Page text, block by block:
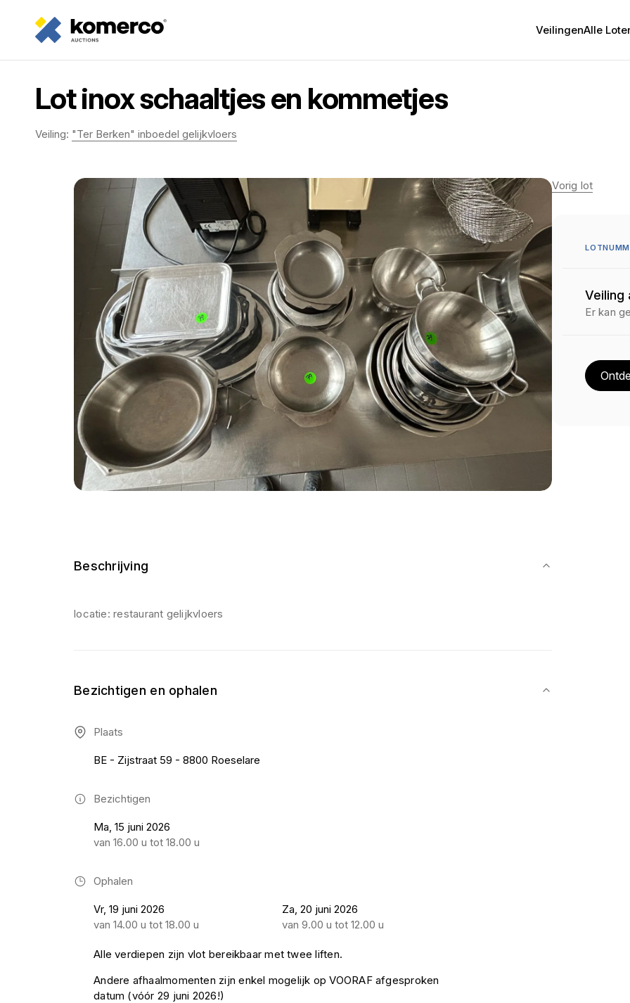
VeilingenAlle
Lot inox schaaltjes en kommetjes
Veiling: "Ter Berken" inboedel gelijkvloers
Beschrijving
locatie: restaurant gelijkvloers
Bezichtigen en ophalen
Plaats
BE - Zijstraat 59 - 8800 Roeselare
Bezichtigen
Ma, 15 juni 2026
van 16.00 u tot 18.00 u
Ophalen
Vr, 19 juni 2026
van 14.00 u tot 18.00 u
Za, 20 juni 2026
van 9.00 u tot 12.00 u
Alle verdiepen zijn vlot bereikbaar met twee liften.
Andere afhaalmomenten zijn enkel mogelijk op VOORAF afgesproken
datum (vóór 29 juni 2026!)
Vorig lot
Veiling
Er kan